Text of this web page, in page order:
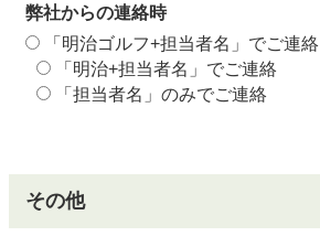
弊社からの連絡時
「明治ゴルフ+担当者名」でご連絡
「明治+担当者名」でご連絡
「担当者名」のみでご連絡
その他